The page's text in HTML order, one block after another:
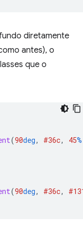
diretamente
antes), o
que o
(90deg, #36c, 45%
(90deg, #36c,